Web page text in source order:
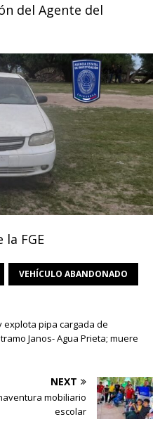
del Agente del
FGE
VEHÍCULO ABANDONADO
explota pipa cargada de
Janos- Agua Prieta; muere
NEXT
mobiliario
escolar